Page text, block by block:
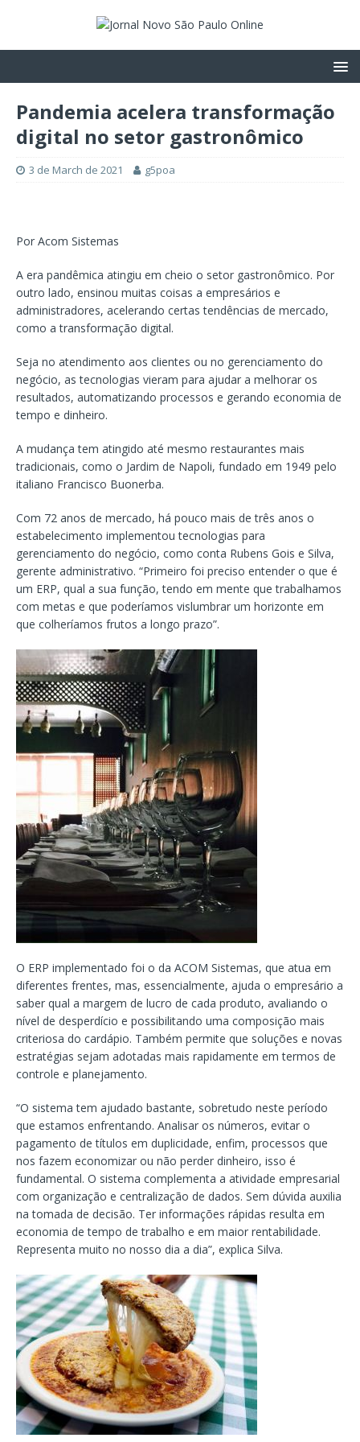
Pandemia acelera transformação
digital no setor gastronômico
3 de March de 2021 g5poa
Por Acom Sistemas
A era pandêmica atingiu em cheio o setor gastronômico. Por
outro lado, ensinou muitas coisas a empresários e
administradores, acelerando certas tendências de mercado,
como a transformação digital.
Seja no atendimento aos clientes ou no gerenciamento do
negócio, as tecnologias vieram para ajudar a melhorar os
resultados, automatizando processos e gerando economia de
tempo e dinheiro.
A mudança tem atingido até mesmo restaurantes mais
tradicionais, como o Jardim de Napoli, fundado em 1949 pelo
italiano Francisco Buonerba.
Com 72 anos de mercado, há pouco mais de três anos o
estabelecimento implementou tecnologias para
gerenciamento do negócio, como conta Rubens Gois e Silva,
gerente administrativo. “Primeiro foi preciso entender o que é
um ERP, qual a sua função, tendo em mente que trabalhamos
com metas e que poderíamos vislumbrar um horizonte em
que colheríamos frutos a longo prazo”.
O ERP implementado foi o da ACOM Sistemas, que atua em
diferentes frentes, mas, essencialmente, ajuda o empresário a
saber qual a margem de lucro de cada produto, avaliando o
nível de desperdício e possibilitando uma composição mais
criteriosa do cardápio. Também permite que soluções e novas
estratégias sejam adotadas mais rapidamente em termos de
controle e planejamento.
“O sistema tem ajudado bastante, sobretudo neste período
que estamos enfrentando. Analisar os números, evitar o
pagamento de títulos em duplicidade, enfim, processos que
nos fazem economizar ou não perder dinheiro, isso é
fundamental. O sistema complementa a atividade empresarial
com organização e centralização de dados. Sem dúvida auxilia
na tomada de decisão. Ter informações rápidas resulta em
economia de tempo de trabalho e em maior rentabilidade.
Representa muito no nosso dia a dia”, explica Silva.